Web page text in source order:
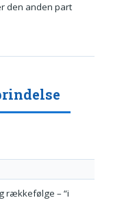
den anden part
rækkefølge – “i